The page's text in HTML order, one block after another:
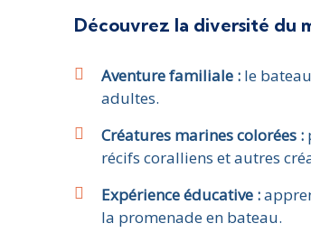
Découvrez la diversité du
Aventure familiale : le
adultes.
Créatures marines colorées :
récifs coralliens et autres
Expérience éducative :
la promenade en bateau.